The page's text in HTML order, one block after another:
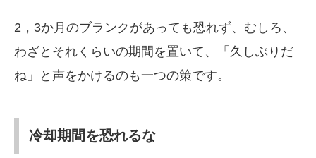
2，3か月のブランクがあっても恐れず、むしろ、
わざとそれくらいの期間を置いて、「久しぶりだ
ね」と声をかけるのも一つの策です。
冷却期間を恐れるな